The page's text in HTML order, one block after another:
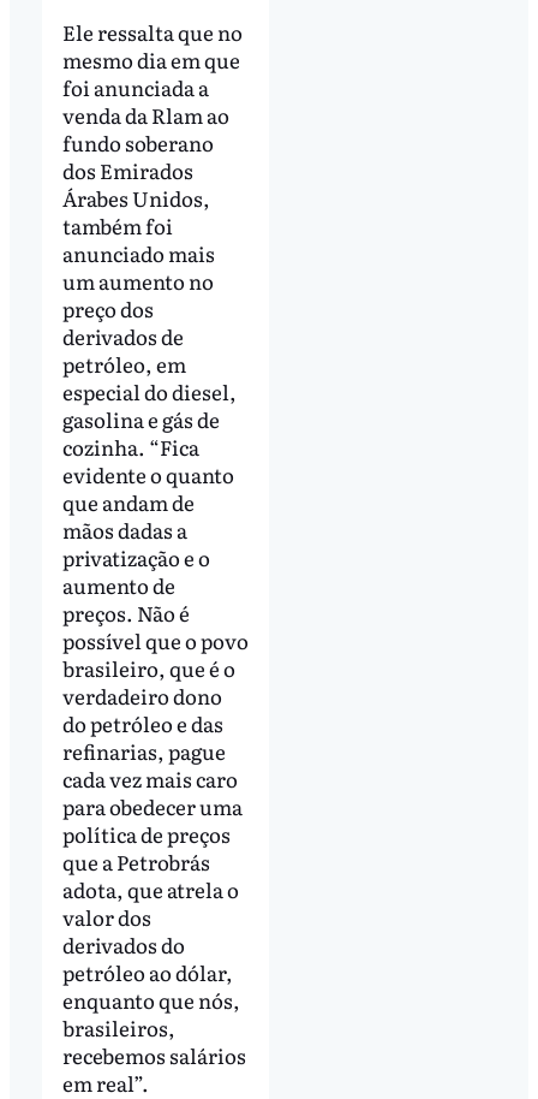
Ele ressalta que no
mesmo dia em que
foi anunciada a
venda da Rlam ao
fundo soberano
dos Emirados
Árabes Unidos,
também foi
anunciado mais
um aumento no
preço dos
derivados de
petróleo, em
especial do diesel,
gasolina e gás de
cozinha. “Fica
evidente o quanto
que andam de
mãos dadas a
privatização e o
aumento de
preços. Não é
possível que o povo
brasileiro, que é o
verdadeiro dono
do petróleo e das
refinarias, pague
cada vez mais caro
para obedecer uma
política de preços
que a Petrobrás
adota, que atrela o
valor dos
derivados do
petróleo ao dólar,
enquanto que nós,
brasileiros,
recebemos salários
em real”.